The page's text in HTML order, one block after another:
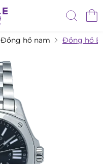
Đồng hồ nam Đồng hồ